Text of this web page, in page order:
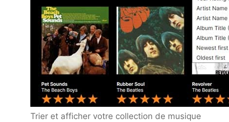
Trier et afficher votre collection de musique